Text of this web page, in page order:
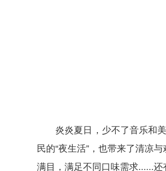
炎炎夏日，少不了音乐和美
民的“夜生活”，也带来了清凉
满目，满足不同口味需求......还